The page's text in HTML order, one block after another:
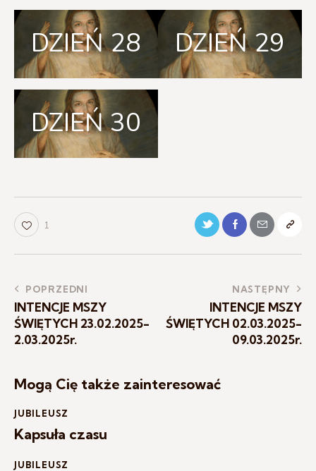
DZIEŃ 28 DZIEŃ 29
DZIEŃ 30
1
POPRZEDNI
INTENCJE MSZY
ŚWIĘTYCH 23.02.2025-
2.03.2025r.
NASTĘPNY
INTENCJE MSZY
ŚWIĘTYCH 02.03.2025-
09.03.2025r.
Mogą Cię także zainteresować
JUBILEUSZ
Kapsuła czasu
JUBILEUSZ